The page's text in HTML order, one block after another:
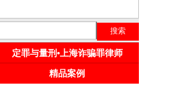
定罪与量刑•上海诈骗罪律师
精品案例